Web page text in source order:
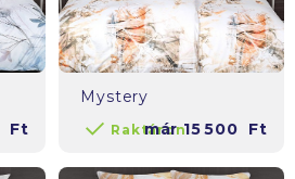
Ft
Mystery
Raktáron
már15 500 Ft